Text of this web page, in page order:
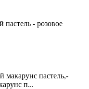
- розовое
пастель,-
п...